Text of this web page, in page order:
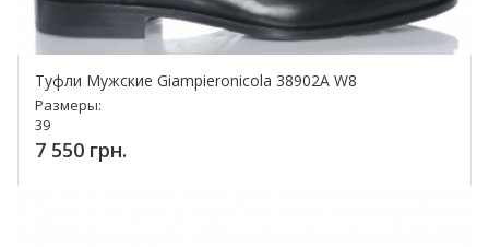
Туфли Мужские Giampieronicola 38902A W8
Размеры:
39
7 550 грн.